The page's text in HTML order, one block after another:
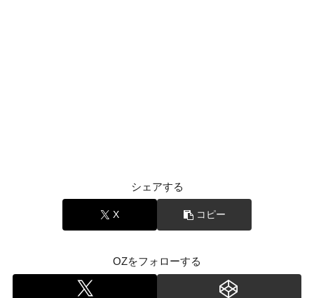
シェアする
X コピー
OZをフォローする